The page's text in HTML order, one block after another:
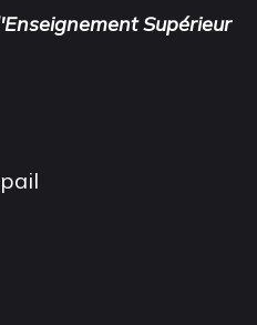
Supérieur